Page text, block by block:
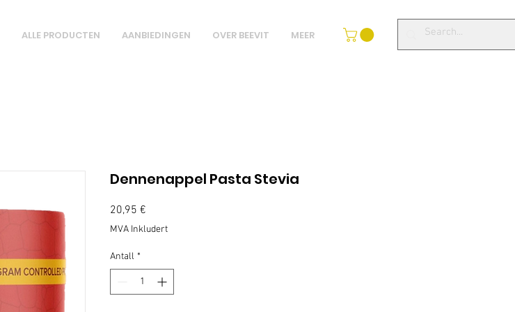
ALLE PRODUCTEN AANBIEDINGEN OVER BEEVIT MEER
Dennenappel Pasta Stevia
20,95 €
MVA Inkludert
Antall *